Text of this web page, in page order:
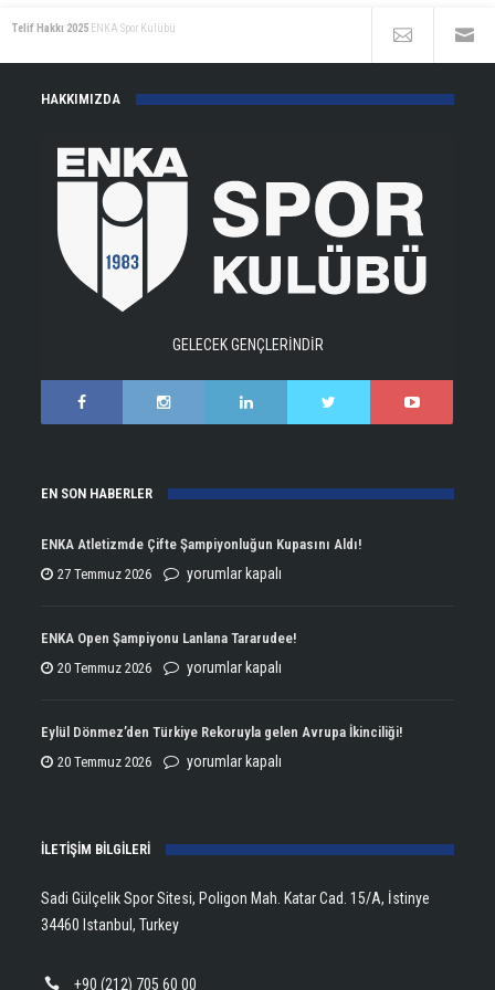
Telif Hakkı 2025 ENKA Spor Kulübü
HAKKIMIZDA
GELECEK GENÇLERİNDİR
EN SON HABERLER
ENKA Atletizmde Çifte Şampiyonluğun Kupasını Aldı!
27 Temmuz 2026
ENKA
Çifte
Şampiyonluğun
Aldı!
yorumlar kapalı
ENKA Open Şampiyonu Lanlana Tararudee!
20 Temmuz 2026
ENKA
Şampiyonu
Lanlana
yorumlar kapalı
Eylül Dönmez’den Türkiye Rekoruyla gelen Avrupa İkinciliği!
20 Temmuz 2026
Eylül
Rekoruyla
Avrupa
yorumlar kapalı
İLETİŞİM BİLGİLERİ
Sadi Gülçelik Spor Sitesi, Poligon Mah. Katar Cad. 15/A, İstinye
34460 Istanbul, Turkey
+90 (212) 705 60 00